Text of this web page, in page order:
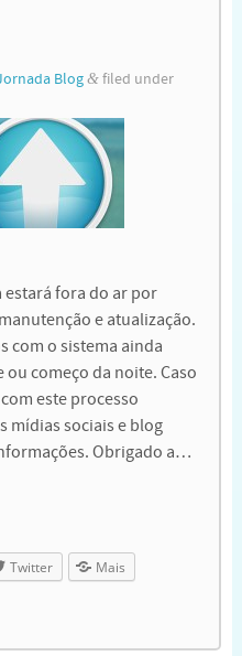
Blog &filed under
fora do ar por
e atualização.
com o sistema ainda
começo da noite. Caso
este processo
mídias sociais e blog
Obrigado a…
Twitter Mais